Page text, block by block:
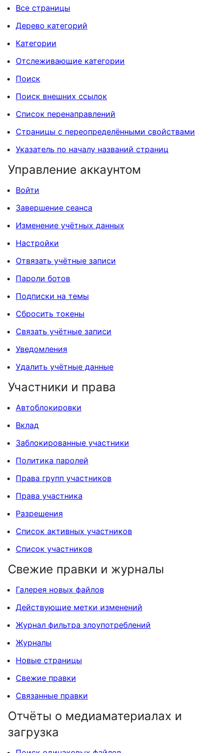
Все страницы
Дерево категорий
Категории
Отслеживающие категории
Поиск
Поиск внешних ссылок
Список перенаправлений
Страницы с переопределёнными свойствами
Указатель по началу названий страниц
Управление аккаунтом
Войти
Завершение сеанса
Изменение учётных данных
Настройки
Отвязать учётные записи
Пароли ботов
Подписки на темы
Сбросить токены
Связать учётные записи
Уведомления
Удалить учётные данные
Участники и права
Автоблокировки
Вклад
Заблокированные участники
Политика паролей
Права групп участников
Права участника
Разрешения
Список активных участников
Список участников
Свежие правки и журналы
Галерея новых файлов
Действующие метки изменений
Журнал фильтра злоупотреблений
Журналы
Новые страницы
Свежие правки
Связанные правки
Отчёты о медиаматериалах и
загрузка